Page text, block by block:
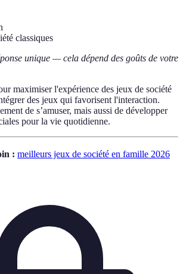
classiques
unique — cela dépend des goûts de votre
maximiser l'expérience des jeux de société
des jeux qui favorisent l'interaction.
de s’amuser, mais aussi de développer
pour la vie quotidienne.
: meilleurs jeux de société en famille 2026